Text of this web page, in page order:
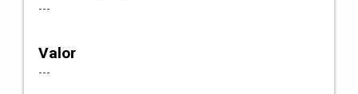
---
Valor
---